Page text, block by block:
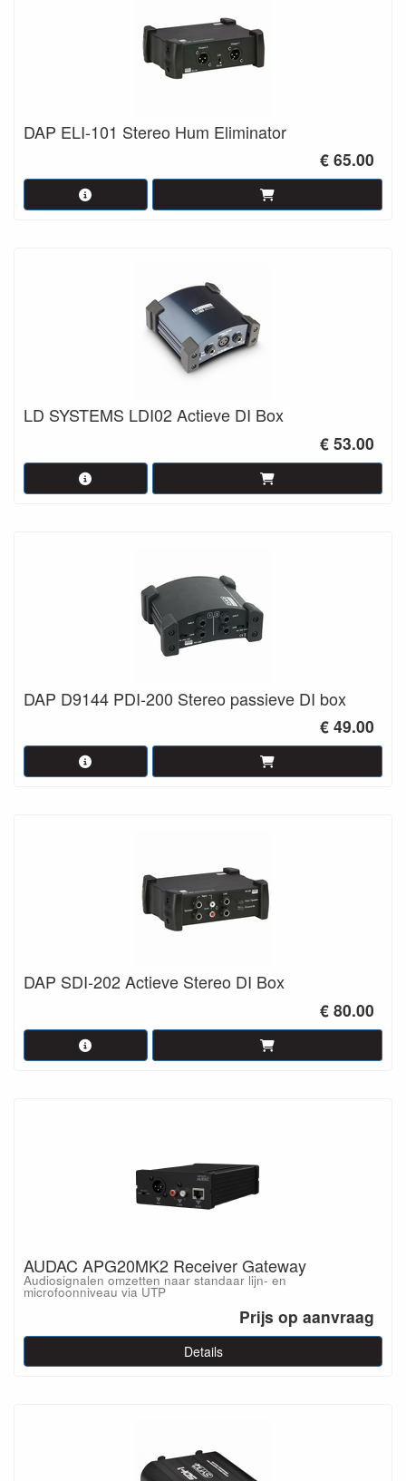
DAP ELI-101 Stereo Hum Eliminator
€ 65.00
LD SYSTEMS LDI02 Actieve DI Box
€ 53.00
DAP D9144 PDI-200 Stereo passieve DI box
€ 49.00
DAP SDI-202 Actieve Stereo DI Box
€ 80.00
AUDAC APG20MK2 Receiver Gateway
Audiosignalen omzetten naar standaar lijn- en
microfoonniveau via UTP
Prijs op aanvraag
Details